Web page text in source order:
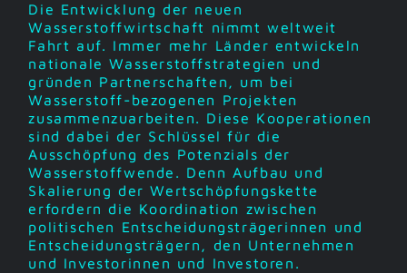
Die Entwicklung der neuen
Wasserstoffwirtschaft nimmt weltweit
Fahrt auf. Immer mehr Länder entwickeln
nationale Wasserstoffstrategien und
gründen Partnerschaften, um bei
Wasserstoff-bezogenen Projekten
zusammenzuarbeiten. Diese Kooperationen
sind dabei der Schlüssel für die
Ausschöpfung des Potenzials der
Wasserstoffwende. Denn Aufbau und
Skalierung der Wertschöpfungskette
erfordern die Koordination zwischen
politischen Entscheidungsträgerinnen und
Entscheidungsträgern, den Unternehmen
und Investorinnen und Investoren.